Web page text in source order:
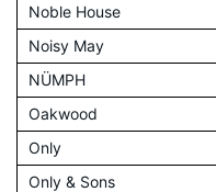
Noble House
Noisy May
NÜMPH
Oakwood
Only
Only & Sons